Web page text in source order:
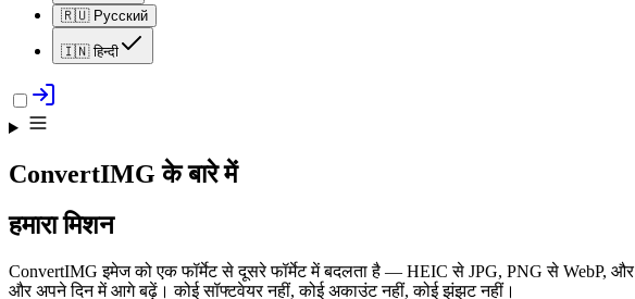
🇷🇺 Русский
🇮🇳 हिन्दी
ConvertIMG के बारे में
हमारा मिशन
ConvertIMG इमेज को एक फॉर्मेट से दूसरे फॉर्मेट में बदलता है — HEIC से JPG, PNG से WebP,
और अपने दिन में आगे बढ़ें। कोई सॉफ्टवेयर नहीं, कोई अकाउंट नहीं, कोई झंझट नहीं।